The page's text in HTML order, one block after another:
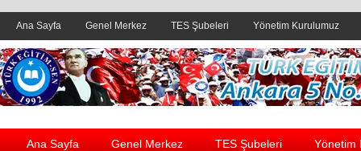
Ana Sayfa Genel Merkez TES Şubeleri Yönetim Kurulumuz
Header yanı reklam alanı
Ana Sayfa Genel Merkez TES Şubeleri Yönetim